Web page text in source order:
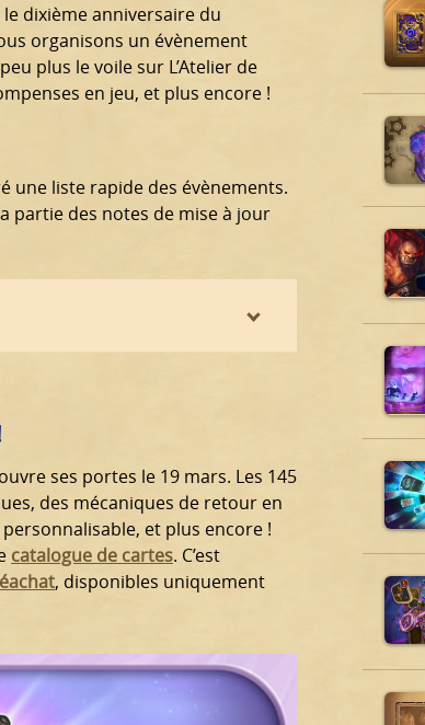
dixième anniversaire du
organisons un évènement
plus le voile sur L’Atelier de
en jeu, et plus encore !
une liste rapide des évènements.
partie des notes de mise à jour
ses portes le 19 mars. Les 145
des mécaniques de retour en
et plus encore !
catalogue de cartes. C’est
, disponibles uniquement